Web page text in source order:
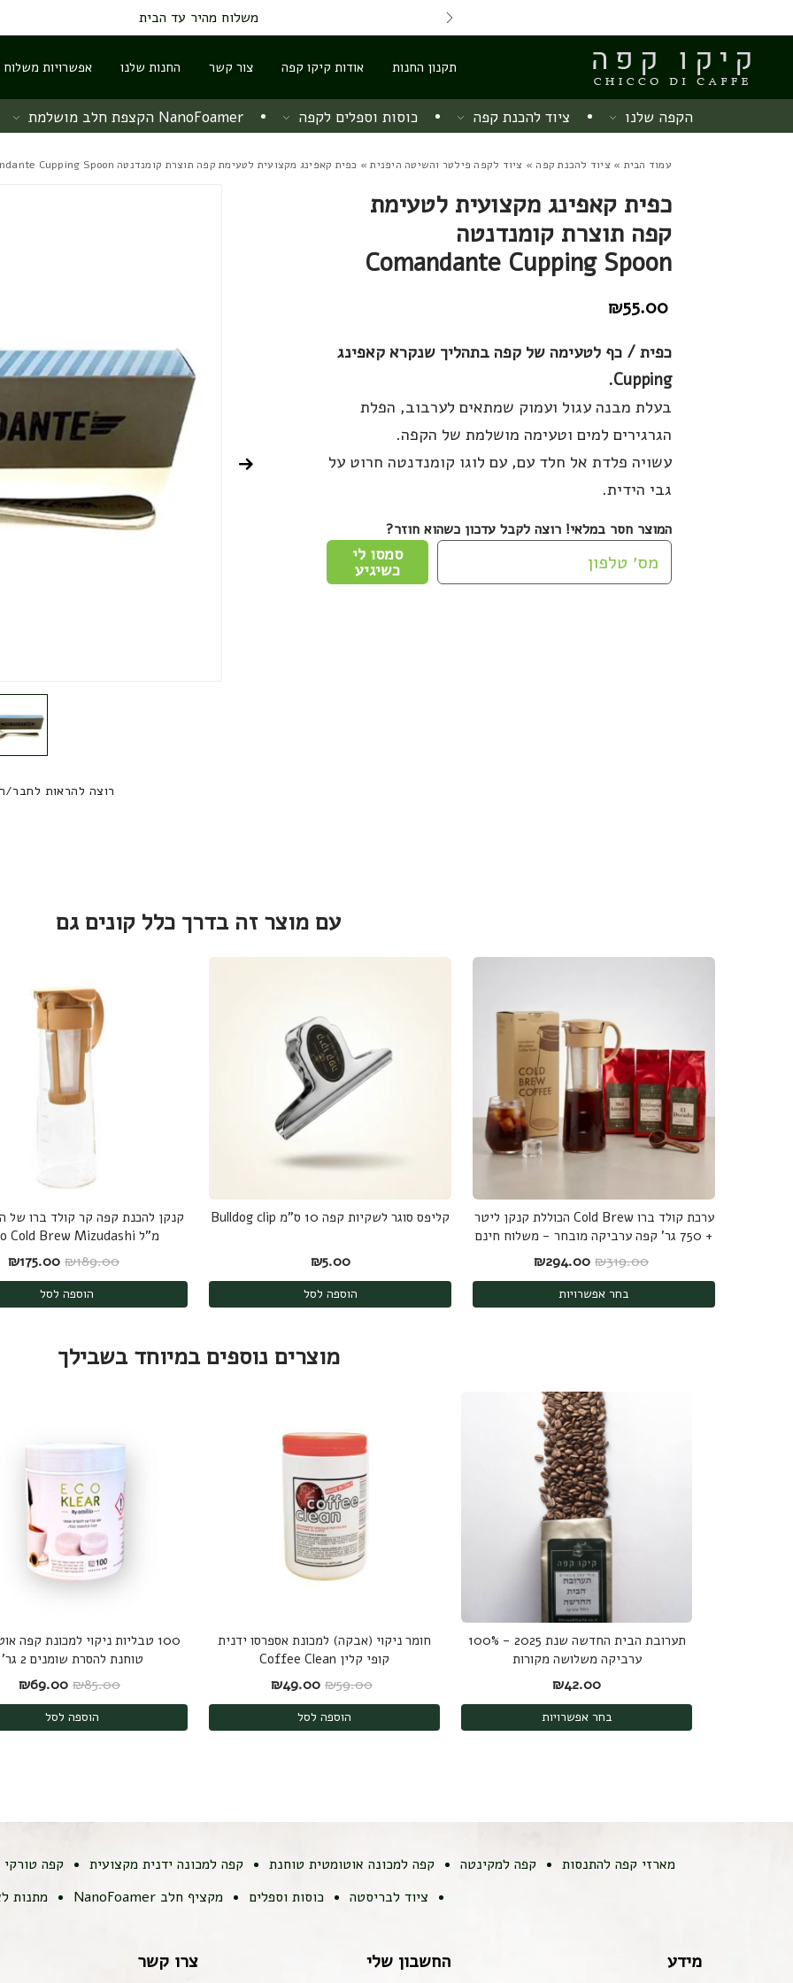
משלוח מהיר עד הבית
תקנון החנות אודות קיקו קפה צור קשר החנות שלנו אפשרויות משלוח
הקפה שלנו ציוד להכנת קפה כוסות וספלים לקפה NanoFoamer הקצפת חלב מושלמת
עמוד הבית » ציוד להכנת קפה » ציוד לקפה פילטר והשיטה היפנית» כפית קאפינג מקצועית לטעימת קפה תוצרת קומנדנטה Comandante Cupping Spoon
כפית קאפינג מקצועית לטעימת
קפה תוצרת קומנדנטה
Comandante Cupping Spoon
₪55.00
כפית / כף לטעימה של קפה בתהליך שנקרא קאפינג
Cupping.
בעלת מבנה עגול ועמוק שמתאים לערבוב, הפלת
הגרגירים למים וטעימה מושלמת של הקפה.
עשויה פלדת אל חלד עם, עם לוגו קומנדנטה חרוט על
גבי הידית.
המוצר חסר במלאי! רוצה לקבל עדכון כשהוא חוזר?
סמסו לי
כשיגיע
רוצה להראות לחבר/
עם מוצר זה בדרך כלל קונים גם
ערכת קולד ברו Cold Brew הכוללת קנקן ליטר
+ 750 גר' קפה ערביקה מובחר - משלוח חינם
₪319.00 המחיר המקורי היה: ₪319.00.
₪294.00 המחיר הנוכחי הוא: ₪294.00.
בחר אפשרויות
קליפס סוגר לשקיות קפה 10 ס"מ Bulldog clip
₪5.00
הוספה לסל
מ"ל Hario Cold Brew Mizudashi
₪189.00 המחיר המקורי
₪175.00
הוספה לסל
מוצרים נוספים במיוחד בשבילך
תערובת הבית החדשה שנת 2025 - 100%
ערביקה משלושה מקורות
₪42.00
בחר אפשרויות
חומר ניקוי (אבקה) למכונת אספרסו ידנית
קופי קלין Coffee Clean
₪59.00 המחיר המקורי היה: ₪59.00.
₪49.00 המחיר הנוכחי הוא: ₪49.00.
הוספה לסל
100 טבליות ניקוי למכונת קפה
טוחנת להסרת שומנים 2 גר'
₪85.00 המחיר המקורי
₪69.00
הוספה לסל
מארזי קפה להתנסות קפה למקינטה קפה למכונה אוטומטית טוחנת קפה למכונה ידנית מקצועית
קפה טורקי
ציוד לבריסטה
כוסות וספלים מקציף חלב NanoFoamer מתנות
מידע החשבון שלי צרו קשר